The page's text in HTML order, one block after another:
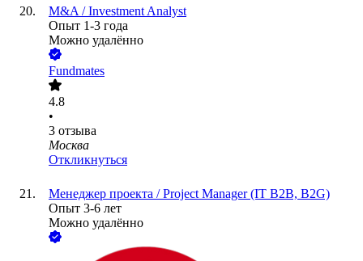
M&A / Investment Analyst
Опыт 1-3 года
Можно удалённо
Fundmates
4.8
•
3 отзыва
Москва
Откликнуться
Менеджер проекта / Project Manager (IT B2B, B2G)
Опыт 3-6 лет
Можно удалённо